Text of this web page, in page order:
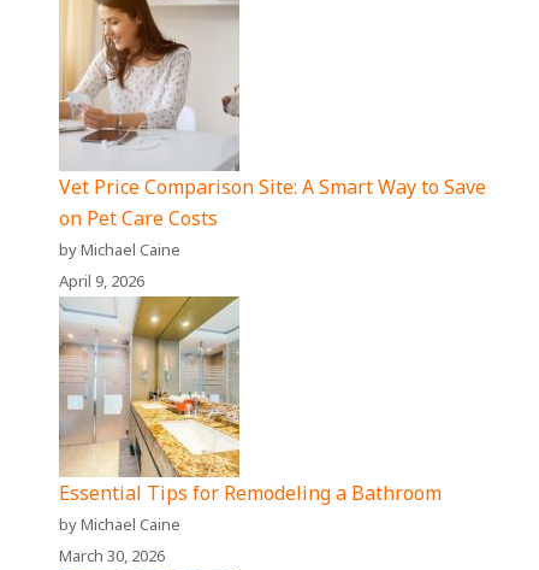
Vet Price Comparison Site: A Smart Way to Save
on Pet Care Costs
by Michael Caine
April 9, 2026
Essential Tips for Remodeling a Bathroom
by Michael Caine
March 30, 2026